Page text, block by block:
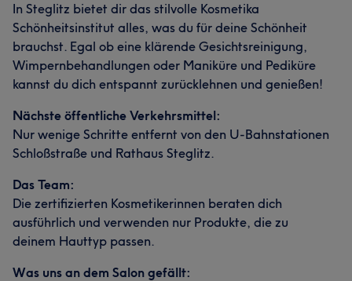
In Steglitz bietet dir das stilvolle Kosmetika
Schönheitsinstitut alles, was du für deine Schönheit
brauchst. Egal ob eine klärende Gesichtsreinigung,
Wimpernbehandlungen oder Maniküre und Pediküre
kannst du dich entspannt zurücklehnen und genießen!
Nächste öffentliche Verkehrsmittel:
Nur wenige Schritte entfernt von den U-Bahnstationen
Schloßstraße und Rathaus Steglitz.
Das Team:
Die zertifizierten Kosmetikerinnen beraten dich
ausführlich und verwenden nur Produkte, die zu
deinem Hauttyp passen.
Was uns an dem Salon gefällt: